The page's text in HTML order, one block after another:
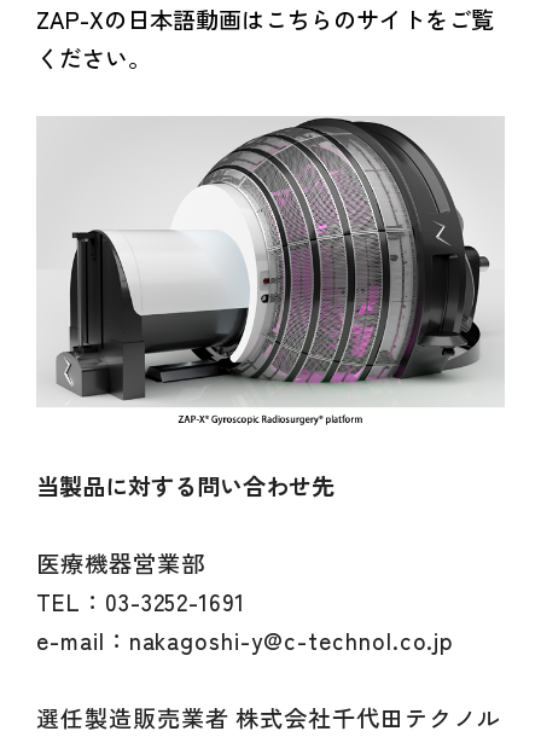
ZAP-Xの日本語動画はこちらのサイトをご覧
ください。
当製品に対する問い合わせ先
医療機器営業部
TEL：03-3252-1691
e-mail：nakagoshi-y@c-technol.co.jp
選任製造販売業者 株式会社千代田テクノル